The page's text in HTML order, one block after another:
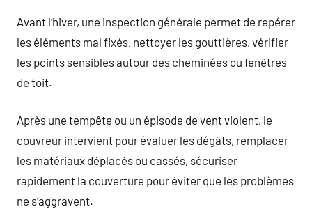
Avant l’hiver, une inspection générale permet de repérer
les éléments mal fixés, nettoyer les gouttières, vérifier
les points sensibles autour des cheminées ou fenêtres
de toit.
Après une tempête ou un épisode de vent violent, le
couvreur intervient pour évaluer les dégâts, remplacer
les matériaux déplacés ou cassés, sécuriser
rapidement la couverture pour éviter que les problèmes
ne s’aggravent.